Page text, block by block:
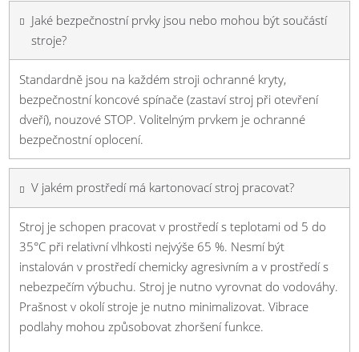
Jaké bezpečnostní prvky jsou nebo mohou být součástí
stroje?
Standardně jsou na každém stroji ochranné kryty,
bezpečnostní koncové spínače (zastaví stroj při otevření
dveří), nouzové STOP. Volitelným prvkem je ochranné
bezpečnostní oplocení.
V jakém prostředí má kartonovací stroj pracovat?
Stroj je schopen pracovat v prostředí s teplotami od 5 do
35°C při relativní vlhkosti nejvýše 65 %. Nesmí být
instalován v prostředí chemicky agresivním a v prostředí s
nebezpečím výbuchu. Stroj je nutno vyrovnat do vodováhy.
Prašnost v okolí stroje je nutno minimalizovat. Vibrace
podlahy mohou způsobovat zhoršení funkce.